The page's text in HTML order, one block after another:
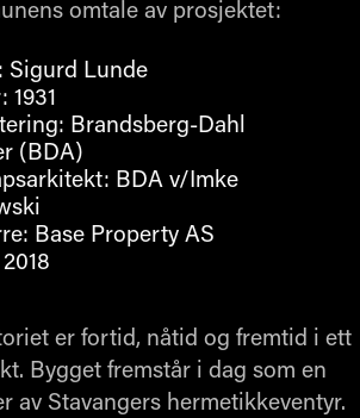
omtale av prosjektet:
Sigurd Lunde
1931
Brandsberg-Dahl
(BDA)
BDA v/Imke
Base Property AS
er fortid, nåtid og fremtid i ett
Bygget fremstår i dag som en
av Stavangers hermetikkeventyr.